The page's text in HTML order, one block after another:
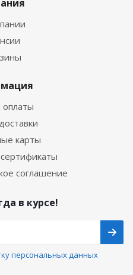
оплаты
карты
соглашение
в курсе!
персональных данных